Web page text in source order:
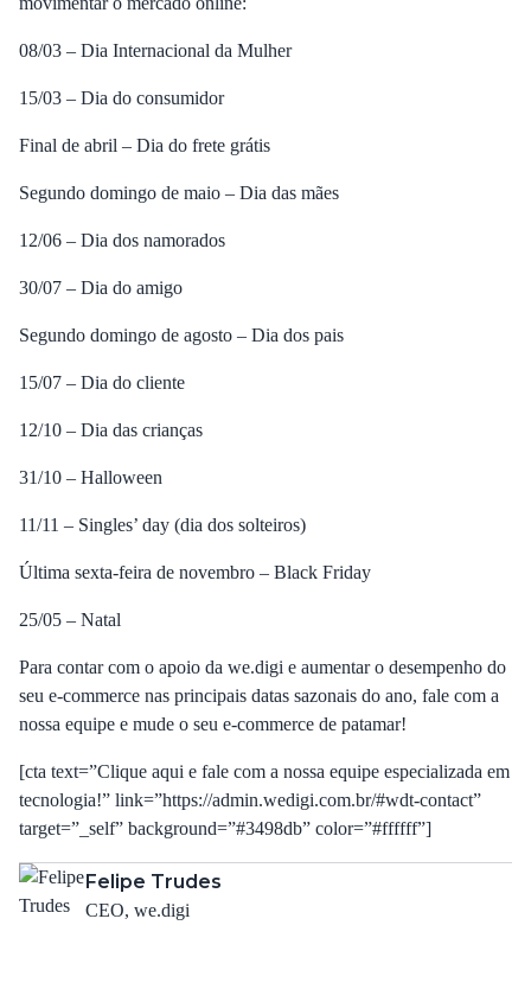
08/03 – Dia Internacional da Mulher
15/03 – Dia do consumidor
Final de abril – Dia do frete grátis
Segundo domingo de maio – Dia das mães
12/06 – Dia dos namorados
30/07 – Dia do amigo
Segundo domingo de agosto – Dia dos pais
15/07 – Dia do cliente
12/10 – Dia das crianças
31/10 – Halloween
11/11 – Singles’ day (dia dos solteiros)
Última sexta-feira de novembro – Black Friday
25/05 – Natal
Para contar com o apoio da we.digi e aumentar o desempenho do
seu e-commerce nas principais datas sazonais do ano, fale com a
nossa equipe e mude o seu e-commerce de patamar!
[cta text=”Clique aqui e fale com a nossa equipe especializada em
tecnologia!” link=”https://admin.wedigi.com.br/#wdt-contact”
target=”_self” background=”#3498db” color=”#ffffff”]
Felipe Trudes
CEO, we.digi